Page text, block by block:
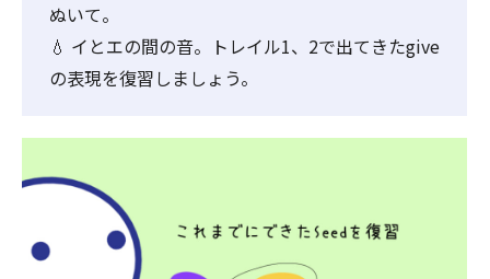
ぬいて。
💧 イとエの間の音。トレイル1、2で出てきたgive
の表現を復習しましょう。